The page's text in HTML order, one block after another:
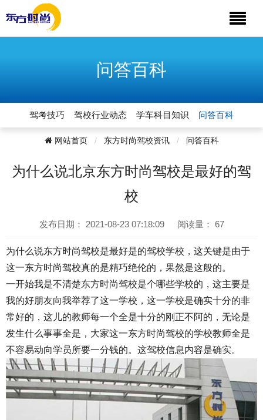
问答百科
驾考技巧 驾校行业动态 学车科目知识 问答百科
网站首页 东方时尚驾校资讯 问答百科
为什么说北京东方时尚驾校是最好的驾
校
发布日期： 2021-08-23 07:18:09 阅读量： 67
为什么说东方时尚驾校是最好是的驾校学校，这关键是由于
这一东方时尚驾校真的是精巧绝伦的，果然是这般的。
一开始我是不清楚东方时尚驾校是个哪些学校的，这主要是
我的好朋友向我举荐了这一学校，这一学校是确实十分的非
常好的，这儿的教师每一个全是十分的刚正不阿的，无论是
发生什么事事全是，大家这一东方时尚驾校的学校教师全是
不容易动向学员所要一分钱的。这驾校信息内容是确实。